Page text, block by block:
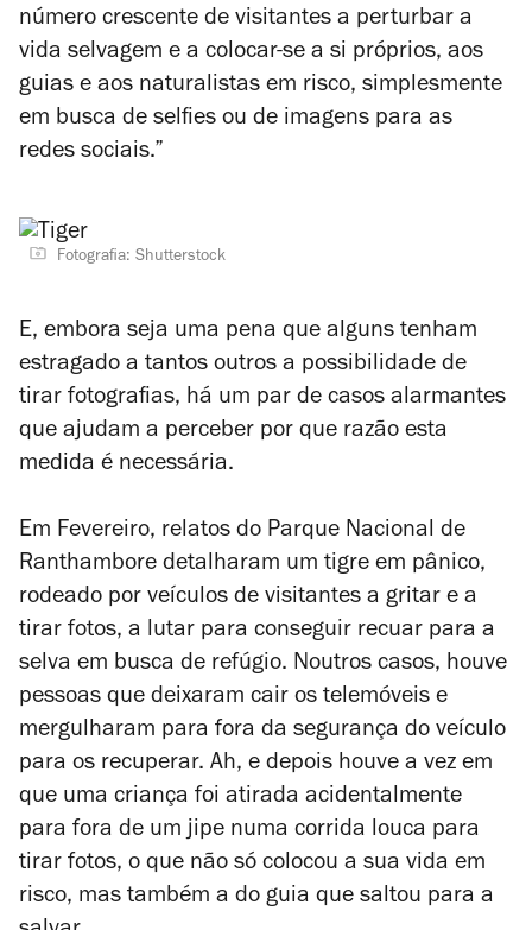
número crescente de visitantes a perturbar a
vida selvagem e a colocar-se a si próprios, aos
guias e aos naturalistas em risco, simplesmente
em busca de selfies ou de imagens para as
redes sociais.”
Fotografia: Shutterstock
E, embora seja uma pena que alguns tenham
estragado a tantos outros a possibilidade de
tirar fotografias, há um par de casos alarmantes
que ajudam a perceber por que razão esta
medida é necessária.
Em Fevereiro, relatos do Parque Nacional de
Ranthambore detalharam um tigre em pânico,
rodeado por veículos de visitantes a gritar e a
tirar fotos, a lutar para conseguir recuar para a
selva em busca de refúgio. Noutros casos, houve
pessoas que deixaram cair os telemóveis e
mergulharam para fora da segurança do veículo
para os recuperar. Ah, e depois houve a vez em
que uma criança foi atirada acidentalmente
para fora de um jipe numa corrida louca para
tirar fotos, o que não só colocou a sua vida em
risco, mas também a do guia que saltou para a